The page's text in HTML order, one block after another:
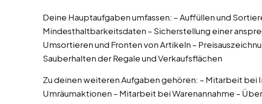
Deine Hauptaufgaben umfassen: – Auffüllen und
Mindesthaltbarkeitsdaten – Sicherstellung einer
Umsortieren und Fronten von Artikeln –
Sauberhalten der Regale und Verkaufsflächen
Zu deinen weiteren Aufgaben gehören: – Mitarbeit bei
Umräumaktionen – Mitarbeit bei Warenannahme –